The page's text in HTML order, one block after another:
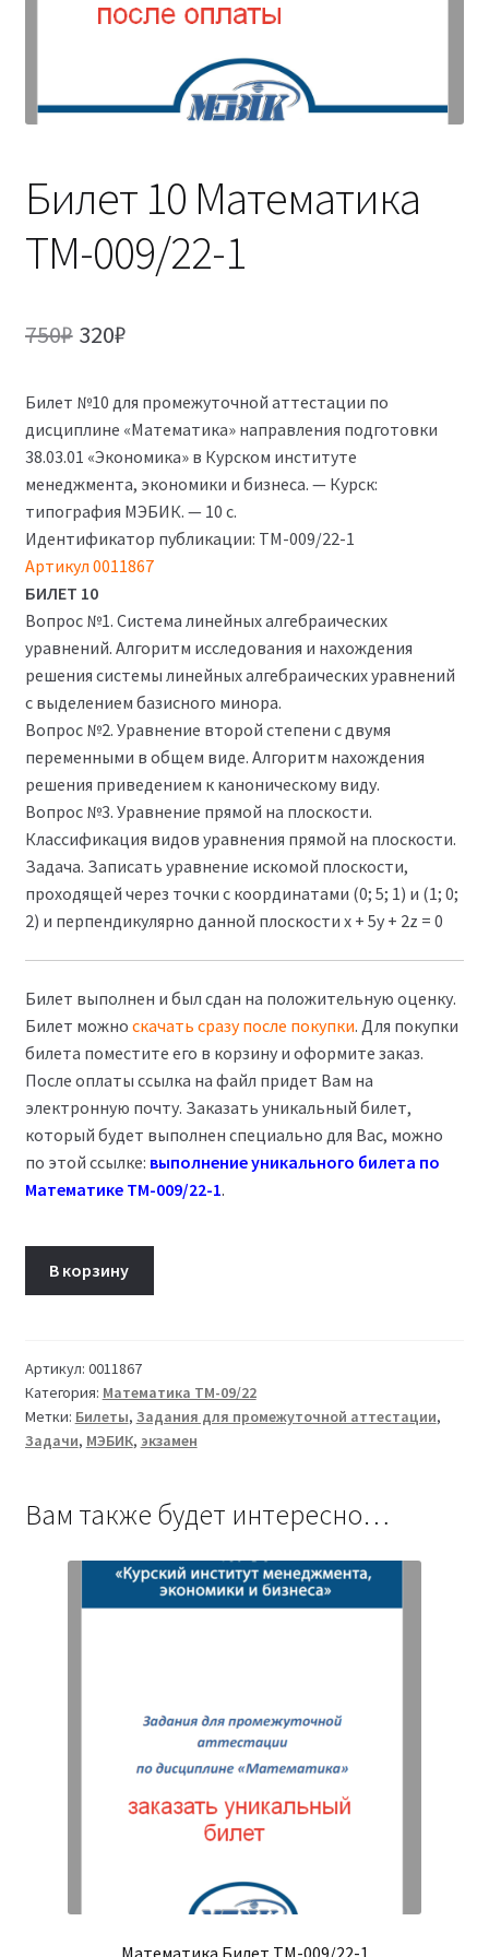
(Магистратура)
38.04.04 Государственное и муниципальное
управление 2,5 года (Магистратура)
Билет 10 Математика
ТМ-009/22-1
750₽ Первоначальная
составляла
750₽.
320₽Текущая
320₽.
Билет №10 для промежуточной аттестации по
дисциплине «Математика» направления подготовки
38.03.01 «Экономика» в Курском институте
менеджмента, экономики и бизнеса. — Курск:
типография МЭБИК. — 10 с.
Идентификатор публикации: ТМ-009/22-1
Артикул 0011867
БИЛЕТ 10
Вопрос №1. Система линейных алгебраических
уравнений. Алгоритм исследования и нахождения
решения системы линейных алгебраических уравнений
с выделением базисного минора.
Вопрос №2. Уравнение второй степени с двумя
переменными в общем виде. Алгоритм нахождения
решения приведением к каноническому виду.
Вопрос №3. Уравнение прямой на плоскости.
Классификация видов уравнения прямой на плоскости.
Задача. Записать уравнение искомой плоскости,
проходящей через точки с координатами (0; 5; 1) и (1; 0;
2) и перпендикулярно данной плоскости х + 5у + 2z = 0
Билет выполнен и был сдан на положительную оценку.
Билет можно скачать сразу после покупки. Для покупки
билета поместите его в корзину и оформите заказ.
После оплаты ссылка на файл придет Вам на
электронную почту. Заказать уникальный билет,
который будет выполнен специально для Вас, можно
по этой ссылке: выполнение уникального билета по
Математике ТМ-009/22-1.
Математика
ТМ-009/22-
1
В корзину
Артикул: 0011867
Категория: Математика ТМ-09/22
Метки: Билеты, Задания для промежуточной аттестации,
Задачи, МЭБИК, экзамен
Вам также будет интересно…